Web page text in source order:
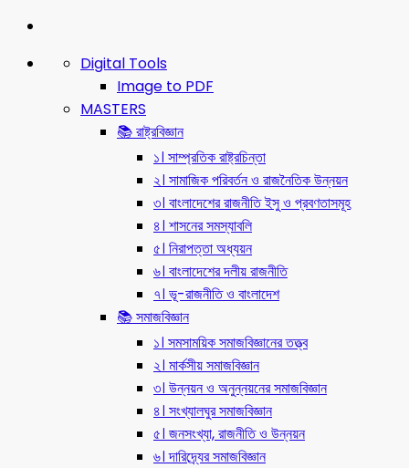
Digital Tools
Image to PDF
MASTERS
📚 রাষ্ট্রবিজ্ঞান
১। সাম্প্রতিক রাষ্ট্রচিন্তা
২। সামাজিক পরিবর্তন ও রাজনৈতিক উন্নয়ন
৩। বাংলাদেশের রাজনীতি ইসু ও প্রবণতাসমূহ
৪। শাসনের সমস্যাবলি
৫। নিরাপত্তা অধ্যয়ন
৬। বাংলাদেশের দলীয় রাজনীতি
৭। ভূ-রাজনীতি ও বাংলাদেশ
📚 সমাজবিজ্ঞান
১। সমসাময়িক সমাজবিজ্ঞানের তত্ত্ব
২। মার্কসীয় সমাজবিজ্ঞান
৩। উন্নয়ন ও অনুন্নয়নের সমাজবিজ্ঞান
৪। সংখ্যালঘুর সমাজবিজ্ঞান
৫। জনসংখ্যা, রাজনীতি ও উন্নয়ন
৬। দারিদ্র্যের সমাজবিজ্ঞান